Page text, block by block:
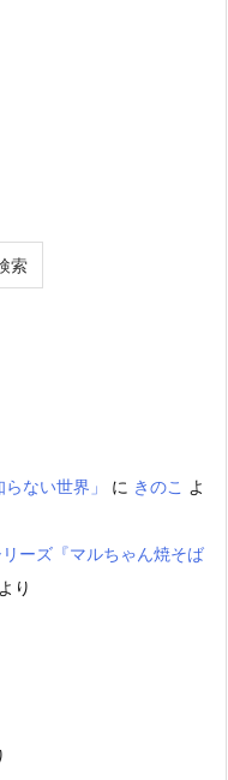
索
ない世界」
に きのこ よ
ーズ『マルちゃん焼そば
より